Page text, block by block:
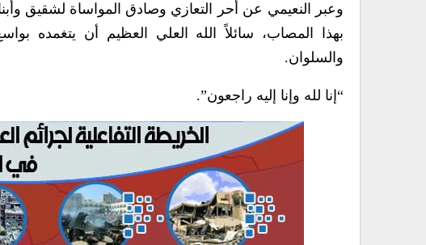
وعبر النعيمي عن أحر التعازي وصادق المواساة لشقيق
بهذا المصاب، سائلاً الله العلي العظيم أن يتغمده
والسلوان.
“إنا لله وإنا إليه راجعون”.